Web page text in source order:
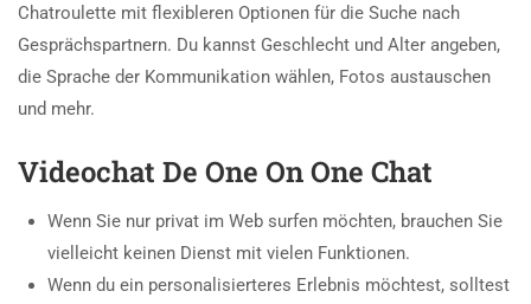
Chatroulette mit flexibleren Optionen für die Suche nach
Gesprächspartnern. Du kannst Geschlecht und Alter angeben,
die Sprache der Kommunikation wählen, Fotos austauschen
und mehr.
Videochat De One On One Chat
Wenn Sie nur privat im Web surfen möchten, brauchen Sie
vielleicht keinen Dienst mit vielen Funktionen.
Wenn du ein personalisierteres Erlebnis möchtest, solltest